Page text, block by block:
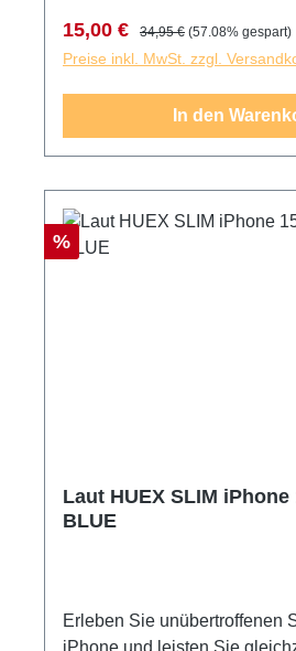
Verkaufspreis:
15,00 € Regulärer Preis:
34,95 € (57.08% gespart)
Preise inkl. MwSt. zzgl.
In den
Rabatt
%
Laut HUEX SLIM iPhone
BLUE
Erleben Sie unübertroffenen
iPhone und leisten Sie